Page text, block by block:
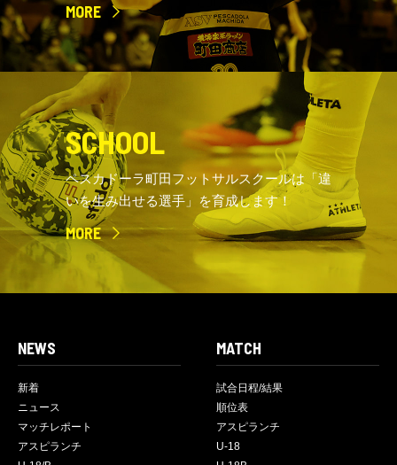
MORE
SCHOOL
ペスカドーラ町田フットサルスクールは「違
いを生み出せる選手」を育成します！
MORE
NEWS
新着
ニュース
マッチレポート
アスピランチ
MATCH
試合日程/結果
順位表
アスピランチ
U-18